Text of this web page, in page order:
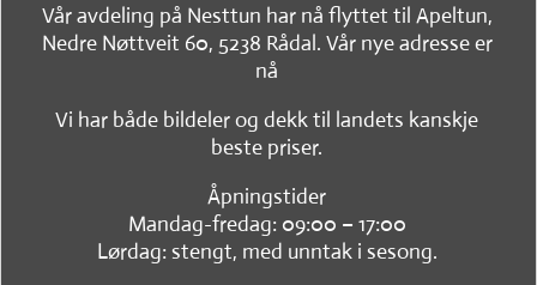
Vår avdeling på Nesttun har nå flyttet til Apeltun,
Nedre Nøttveit 60, 5238 Rådal. Vår nye adresse er
nå
Vi har både bildeler og dekk til landets kanskje
beste priser.
Åpningstider
Mandag-fredag: 09:00 – 17:00
Lørdag: stengt, med unntak i sesong.